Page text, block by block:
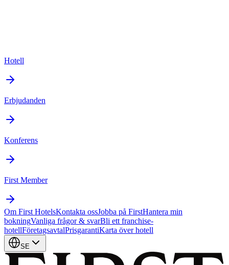
Hotell
Erbjudanden
Konferens
First Member
Om First HotelsKontakta ossJobba på FirstHantera min
bokningVanliga frågor & svarBli ett franchise-
hotellFöretagsavtalPrisgarantiKarta över hotell
SE